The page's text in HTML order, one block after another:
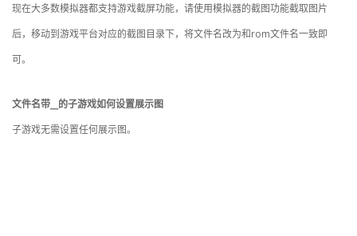
现在大多数模拟器都支持游戏截屏功能，请使用模拟器的截图功能截取图片
后，移动到游戏平台对应的截图目录下，将文件名改为和rom文件名一致即
可。
文件名带__的子游戏如何设置展示图
子游戏无需设置任何展示图。